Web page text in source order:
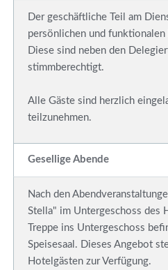
Der geschäftliche Teil am
persönlichen und
Diese sind neben den
stimmberechtigt.
Alle Gäste sind herzlich
teilzunehmen.
Gesellige Abende
Nach den
Stella" im Untergeschoss des
Treppe ins Untergeschoss
Speisesaal. Dieses Angebot
Hotelgästen zur Verfügung.